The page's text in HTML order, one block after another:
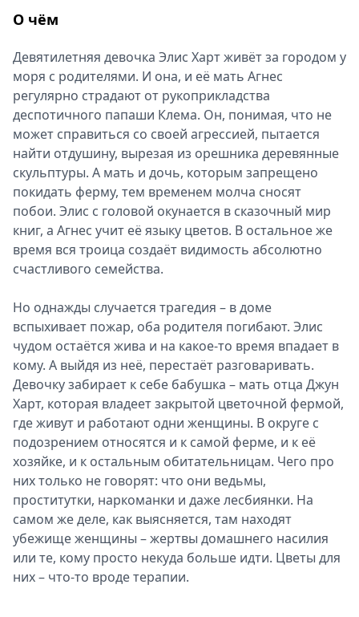
О чём
Девятилетняя девочка Элис Харт живёт за городом у
моря с родителями. И она, и её мать Агнес
регулярно страдают от рукоприкладства
деспотичного папаши Клема. Он, понимая, что не
может справиться со своей агрессией, пытается
найти отдушину, вырезая из орешника деревянные
скульптуры. А мать и дочь, которым запрещено
покидать ферму, тем временем молча сносят
побои. Элис с головой окунается в сказочный мир
книг, а Агнес учит её языку цветов. В остальное же
время вся троица создаёт видимость абсолютно
счастливого семейства.
Но однажды случается трагедия – в доме
вспыхивает пожар, оба родителя погибают. Элис
чудом остаётся жива и на какое-то время впадает в
кому. А выйдя из неё, перестаёт разговаривать.
Девочку забирает к себе бабушка – мать отца Джун
Харт, которая владеет закрытой цветочной фермой,
где живут и работают одни женщины. В округе с
подозрением относятся и к самой ферме, и к её
хозяйке, и к остальным обитательницам. Чего про
них только не говорят: что они ведьмы,
проститутки, наркоманки и даже лесбиянки. На
самом же деле, как выясняется, там находят
убежище женщины – жертвы домашнего насилия
или те, кому просто некуда больше идти. Цветы для
них – что-то вроде терапии.